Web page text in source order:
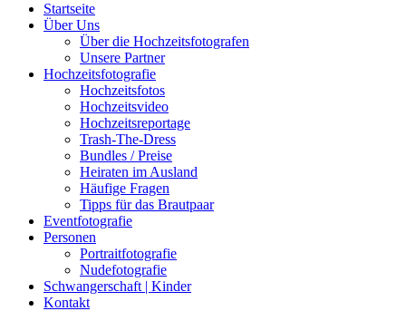
Startseite
Über Uns
Über die Hochzeitsfotografen
Unsere Partner
Hochzeitsfotografie
Hochzeitsfotos
Hochzeitsvideo
Hochzeitsreportage
Trash-The-Dress
Bundles / Preise
Heiraten im Ausland
Häufige Fragen
Tipps für das Brautpaar
Eventfotografie
Personen
Portraitfotografie
Nudefotografie
Schwangerschaft | Kinder
Kontakt